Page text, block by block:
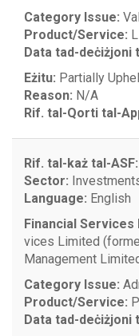
Category Issue:
Product/Service:
Data tad-deċiżjoni
Eżitu: Partially
Reason: N/A
Rif. tal-Qorti tal-
Rif. tal-każ tal-ASF:
Sector:
Language: English
Financial Services
vices Limited
Management
Category Issue:
Product/Service:
Data tad-deċiżjoni